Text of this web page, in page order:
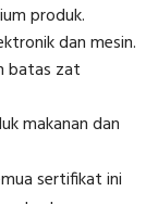
produk.
dan mesin.
batas zat
makanan dan
sertifikat ini